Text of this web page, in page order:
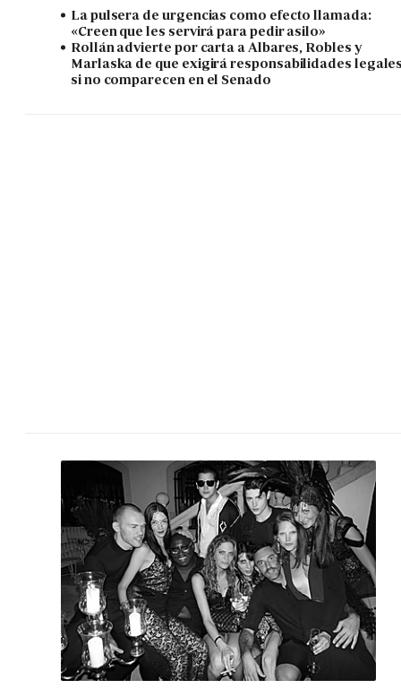
La pulsera de urgencias como efecto llamada:
«Creen que les servirá para pedir asilo»
Rollán advierte por carta a Albares, Robles y
Marlaska de que exigirá responsabilidades
si no comparecen en el Senado